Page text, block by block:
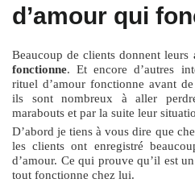
d’amour qui
Beaucoup de clients donnent leurs
fonctionne. Et encore d’autres
rituel d’amour fonctionne avant
ils sont nombreux à aller
marabouts et par la suite leur
D’abord je tiens à vous dire que
les clients ont enregistré
d’amour. Ce qui prouve qu’il est
tout fonctionne chez lui.